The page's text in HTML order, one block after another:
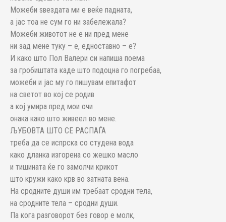
Можеби ѕвездата ми е веќе падната,
а јас тоа не сум го ни забележала?
Можеби животот не е ни пред мене
ни зад мене туку – е, едноставно – е?
И како што Пол Валери си напиша поема
за гробиштата каде што подоцна го погребаа,
можеби и јас му го пишувам епитафот
на светот во кој се родив
а кој умира пред мои очи
онака како што живеел во мене.
ЉУБОВТА ШТО СЕ РАСПАЃА
треба да се испрска со студена вода
како дланка изгорена со жешко масло
и тишината ќе го замолчи крикот
што кружи како крв во затната вена.
На сродните души им требаат сродни тела,
на сродните тела – сродни души.
Па кога разговорот без говор е молк,